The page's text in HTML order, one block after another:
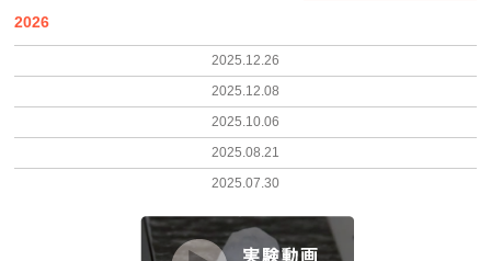
2026
2025.12.26
2025.12.08
2025.10.06
2025.08.21
2025.07.30